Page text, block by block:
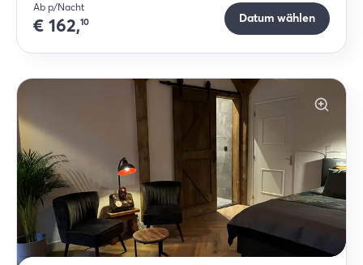
Ab p/Nacht
€ 162,10 Datum wählen